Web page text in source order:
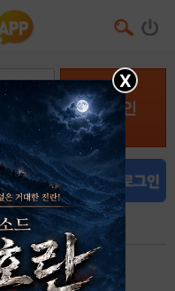
로그인
회원가입
X